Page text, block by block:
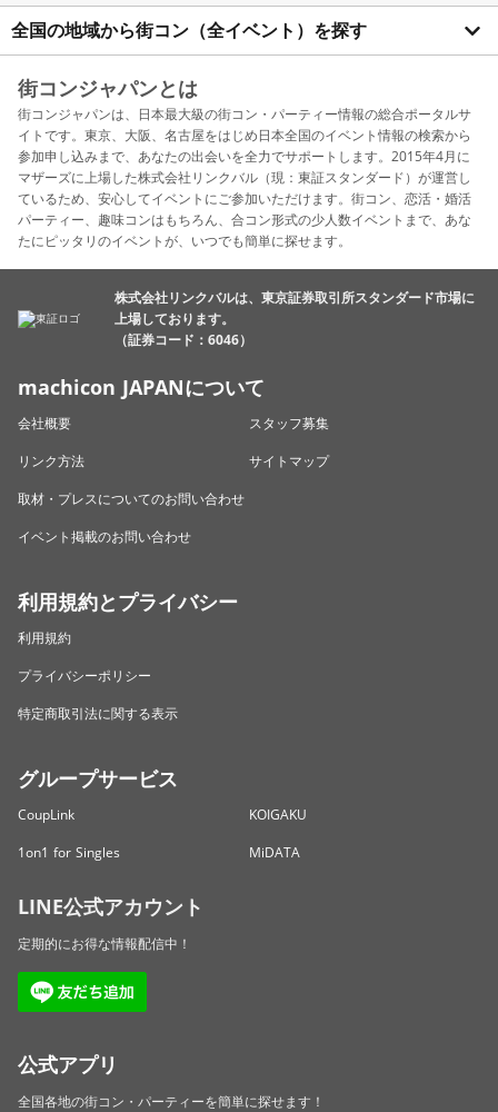
全国の地域から街コン（全イベント）を探す
街コンジャパンとは
街コンジャパンは、日本最大級の街コン・パーティー情報の総合ポータルサ
イトです。東京、大阪、名古屋をはじめ日本全国のイベント情報の検索から
参加申し込みまで、あなたの出会いを全力でサポートします。2015年4月に
マザーズに上場した株式会社リンクバル（現：東証スタンダード）が運営し
ているため、安心してイベントにご参加いただけます。街コン、恋活・婚活
パーティー、趣味コンはもちろん、合コン形式の少人数イベントまで、あな
たにピッタリのイベントが、いつでも簡単に探せます。
株式会社リンクバルは、東京証券取引所スタンダード市場に
上場しております。
（証券コード：6046）
machicon JAPANについて
会社概要
スタッフ募集
リンク方法
サイトマップ
取材・プレスについてのお問い合わせ
イベント掲載のお問い合わせ
利用規約とプライバシー
利用規約
プライバシーポリシー
特定商取引法に関する表示
グループサービス
CoupLink
KOIGAKU
1on1 for Singles
MiDATA
LINE公式アカウント
定期的にお得な情報配信中！
公式アプリ
全国各地の街コン・パーティーを簡単に探せます！